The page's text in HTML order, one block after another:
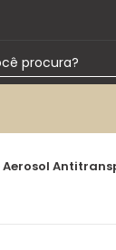
procura?